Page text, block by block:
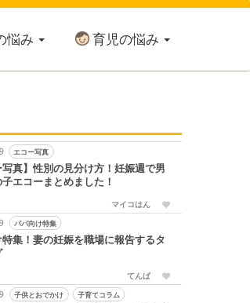
悩み 育児の悩み
エコー写真
写真】性別の見分け方！妊娠週で男
エコーまとめました！
マイコはん
パパ向け特集
集！妻の妊娠を職場に報告するタ
てんぱ
子供とおでかけ 子育てコラム